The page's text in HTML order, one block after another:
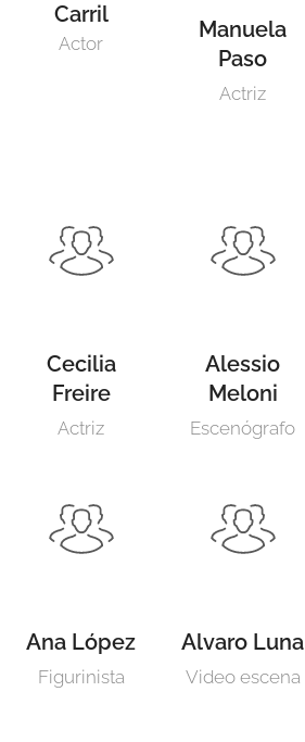
Carril
Actor
Manuela
Paso
Actriz
Cecilia
Freire
Actriz
Alessio
Meloni
Escenógrafo
Ana López
Figurinista
Alvaro Luna
Video escena